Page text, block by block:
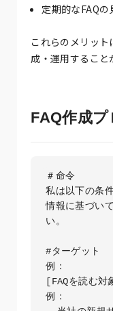
定期的なFAQ
これらのメリッ
成・運用すること
FAQ作成
＃命令
私は以下の条
情報に基づい
い。
#ターゲット
例：
[FAQを読む対
例：